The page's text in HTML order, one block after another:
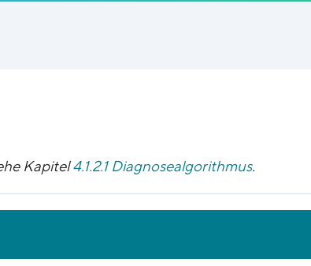
Kapitel4.1.2.1 Diagnosealgorithmus.